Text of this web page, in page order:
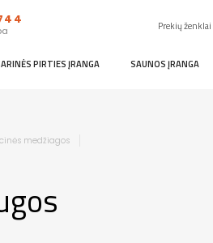
Prekių ženklai
PIRTIES ĮRANGA SAUNOS ĮRANGA
medžiagos